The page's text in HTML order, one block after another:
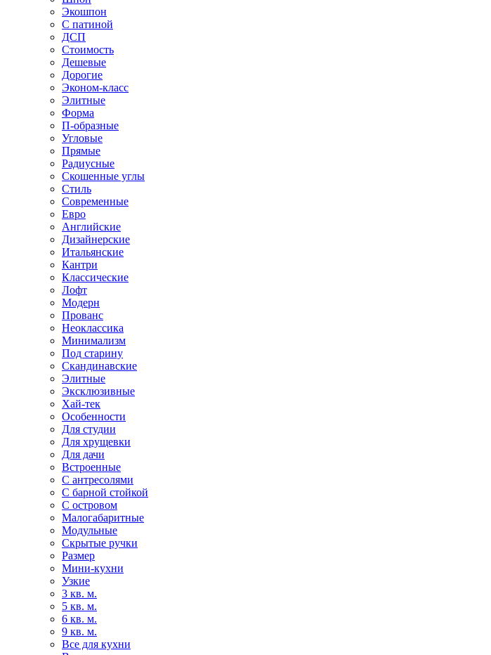
Экошпон
С патиной
ДСП
Стоимость
Дешевые
Дорогие
Эконом-класс
Элитные
Форма
П-образные
Угловые
Прямые
Радиусные
Скошенные углы
Стиль
Современные
Евро
Английские
Дизайнерские
Итальянские
Кантри
Классические
Лофт
Модерн
Прованс
Неоклассика
Минимализм
Под старину
Скандинавские
Элитные
Эксклюзивные
Хай-тек
Особенности
Для студии
Для хрущевки
Для дачи
Встроенные
С антресолями
С барной стойкой
С островом
Малогабаритные
Модульные
Скрытые ручки
Размер
Мини-кухни
Узкие
3 кв. м.
5 кв. м.
6 кв. м.
9 кв. м.
Все для кухни